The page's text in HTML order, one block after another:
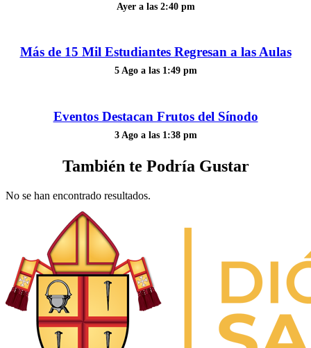
Ayer a las 2:40 pm
Más de 15 Mil Estudiantes Regresan a las Aulas
5 Ago a las 1:49 pm
Eventos Destacan Frutos del Sínodo
3 Ago a las 1:38 pm
También te Podría Gustar
No se han encontrado resultados.